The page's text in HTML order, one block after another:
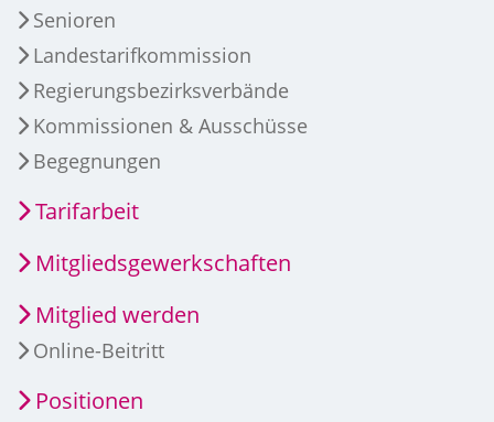
Senioren
Landestarifkommission
Regierungsbezirksverbände
Kommissionen & Ausschüsse
Begegnungen
Tarifarbeit
Mitgliedsgewerkschaften
Mitglied werden
Online-Beitritt
Positionen